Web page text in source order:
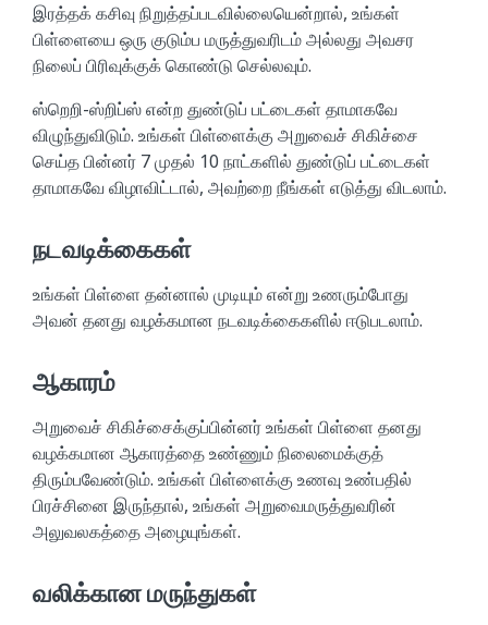
இரத்தக் கசிவு நிறுத்தப்படவில்லையென்றால், உங்கள்
பிள்ளையை ஒரு குடும்ப மருத்துவரிடம் அல்லது அவசர
நிலைப் பிரிவுக்குக் கொண்டு செல்லவும்.
ஸ்றெறி-ஸ்றிப்ஸ் என்ற துண்டுப் பட்டைகள் தாமாகவே
விழுந்துவிடும். உங்கள் பிள்ளைக்கு அறுவைச் சிகிச்சை
செய்த பின்னர் 7 முதல் 10 நாட்களில் துண்டுப் பட்டைகள்
தாமாகவே விழாவிட்டால், அவற்றை நீங்கள் எடுத்து விடலாம்.
நடவடிக்கைகள்
உங்கள் பிள்ளை தன்னால் முடியும் என்று உணரும்போது
அவன் தனது வழக்கமான நடவடிக்கைகளில் ஈடுபடலாம்.
ஆகாரம்
அறுவைச் சிகிச்சைக்குப்பின்னர் உங்கள் பிள்ளை தனது
வழக்கமான ஆகாரத்தை உண்ணும் நிலைமைக்குத்
திரும்பவேண்டும். உங்கள் பிள்ளைக்கு உணவு உண்பதில்
பிரச்சினை இருந்தால், உங்கள் அறுவைமருத்துவரின்
அலுவலகத்தை அழையுங்கள்.
வலிக்கான மருந்துகள்